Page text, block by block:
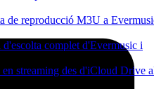
de reproducció M3U a
complet d'Evermusic i
streaming des d'iCloud Drive